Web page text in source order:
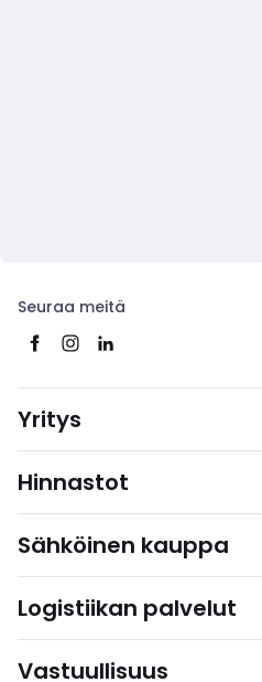
Seuraa meitä
Yritys
Hinnastot
Sähköinen kauppa
Logistiikan palvelut
Vastuullisuus